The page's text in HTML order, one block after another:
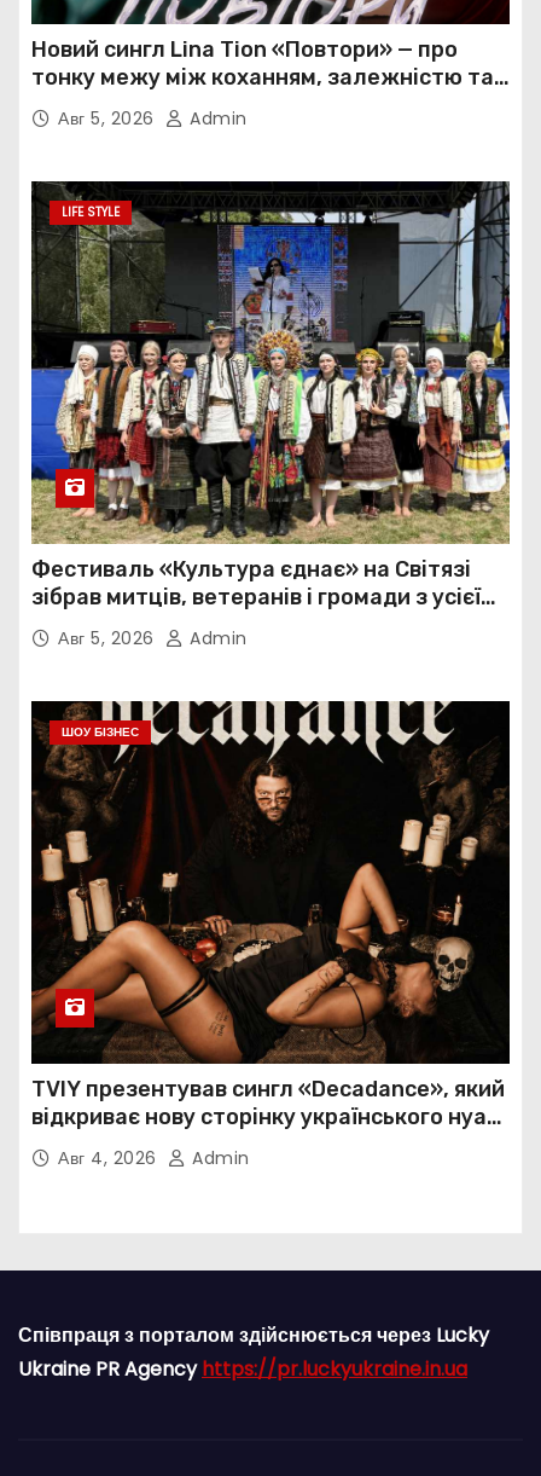
Новий сингл Lina Tion «Повтори» — про
тонку межу між коханням, залежністю та
нав’язливою прив’язаністю
Авг 5, 2026 Admin
LIFE STYLE
Фестиваль «Культура єднає» на Світязі
зібрав митців, ветеранів і громади з усієї
України
Авг 5, 2026 Admin
ШОУ БІЗНЕС
TVIY презентував сингл «Decadance», який
відкриває нову сторінку українського нуар-
попуАвг 4, 2026 Admin
Співпраця з порталом здійснюється через Lucky
Ukraine PR Agencyhttps://pr.luckyukraine.in.ua